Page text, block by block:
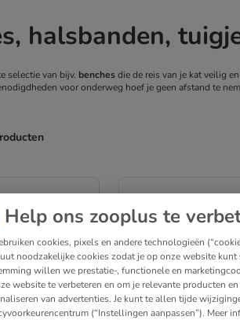
halsbanden,
selectie van bijv. benchesdie de reis van je kat veilig
voor onderweg hoef je geen afstand te
Help ons zooplus te
cookies, pixels en andere technologieën
noodzakelijke cookies zodat je op onze website
willen we prestatie-, functionele en
website te verbeteren en om je relevante producten
van advertenties. Je kunt te allen tijde
(“Instellingen aanpassen”). Meer